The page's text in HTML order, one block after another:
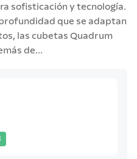
sofisticación y tecnología.
que se adaptan
las cubetas Quadrum
de...